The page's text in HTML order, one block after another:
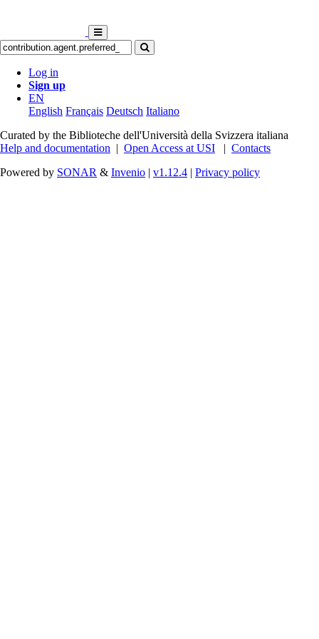
Log in
Sign up
EN
English Français Deutsch Italiano
Curated by the Biblioteche dell'Università della Svizzera italiana
Help and documentation | Open Access at USI | Contacts
Powered by SONAR & Invenio | v1.12.4 | Privacy policy